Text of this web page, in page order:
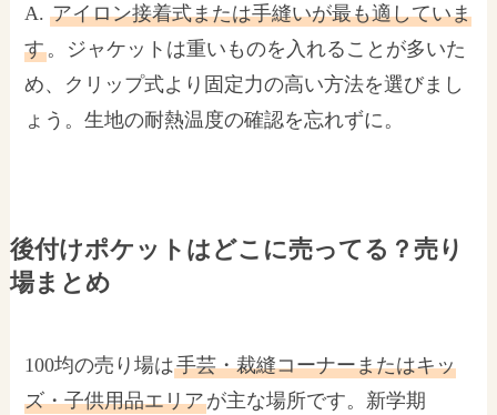
A.アイロン接着式または手縫いが最も適していま
す。ジャケットは重いものを入れることが多いた
め、クリップ式より固定力の高い方法を選びまし
ょう。生地の耐熱温度の確認を忘れずに。
後付けポケットはどこに売ってる？売り
場まとめ
100均の売り場は手芸・裁縫コーナーまたはキッ
ズ・子供用品エリアが主な場所です。新学期